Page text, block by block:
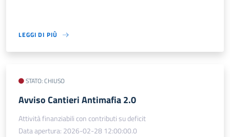
LEGGI DI PIÙ
STATO: CHIUSO
​Avviso Cantieri Antimafia 2.0
Attività finanziabili con contributi su deficit
Data apertura: 2026-02-28 12:00:00.0